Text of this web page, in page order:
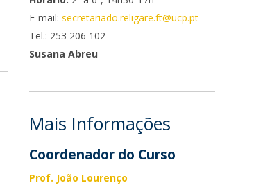
E-mail:secretariado.religare.ft@ucp.pt
Tel.: 253 206 102
Susana Abreu
Mais Informações
Coordenador do Curso
Prof. João Lourenço